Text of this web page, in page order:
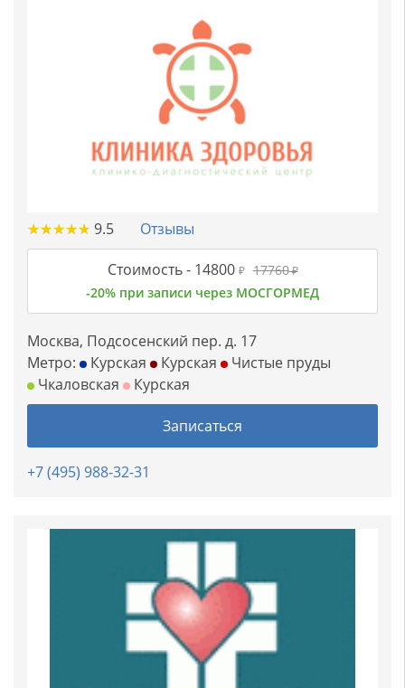
★★★★★
★★★★★ 9.5 Отзывы
Стоимость -14800 ₽ 17760₽
-20% при записи через МОСГОРМЕД
Москва, Подсосенский пер. д. 17
Метро:
Курская Курская
Чистые пруды
Чкаловская
Курская
Записаться
+7 (495) 988-32-31